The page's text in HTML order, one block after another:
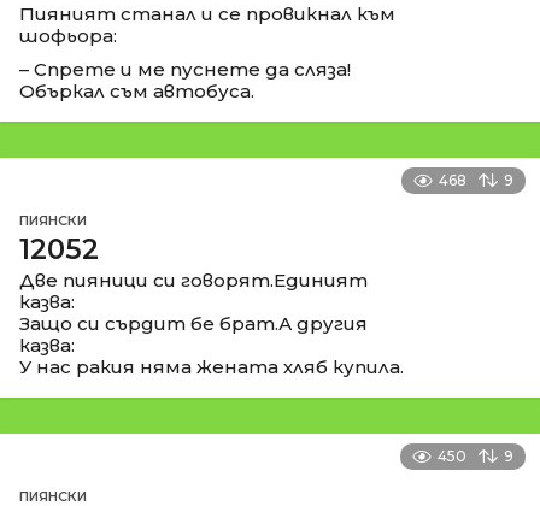
Пияният станал и се провикнал към
шофьора:
– Спрете и ме пуснете да сляза!
Объркал съм автобуса.
468 9
ПИЯНСКИ
12052
Две пияници си говорят.Единият
казва:
Защо си сърдит бе брат.А другия
казва:
У нас ракия няма жената хляб купила.
450 9
ПИЯНСКИ